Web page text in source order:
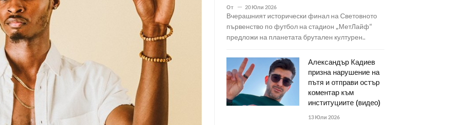
От 20 Юли 2026
Вчерашният исторически финал на Световното
първенство по футбол на стадион „МетЛайф“
предложи на планетата брутален културен..
Александър Кадиев
призна нарушение на
пътя и отправи остър
коментар към
институциите (видео)
13 Юли 2026